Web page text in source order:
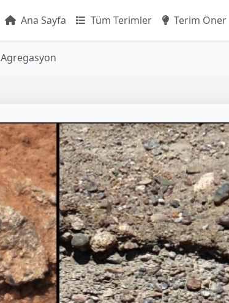
Ana Sayfa Tüm Terimler Terim Öner
Agregasyon